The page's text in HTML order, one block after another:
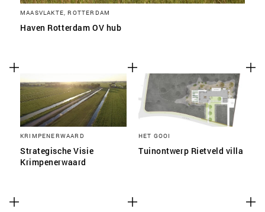
MAASVLAKTE, ROTTERDAM
Haven Rotterdam OV hub
KRIMPENERWAARD
Strategische Visie
Krimpenerwaard
HET GOOI
Tuinontwerp Rietveld villa